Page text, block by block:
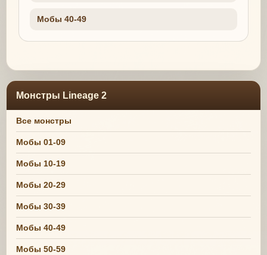
Мобы 40-49
Монстры Lineage 2
Все монстры
Мобы 01-09
Мобы 10-19
Мобы 20-29
Мобы 30-39
Мобы 40-49
Мобы 50-59